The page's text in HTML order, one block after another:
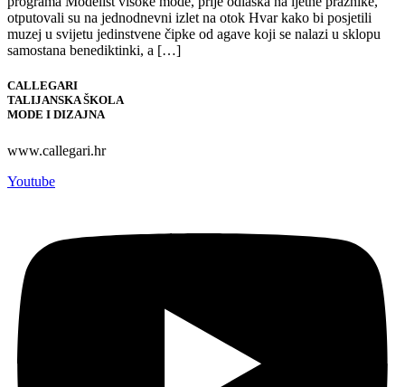
otputovali su na jednodnevni izlet na otok Hvar kako bi posjetili
muzej u svijetu jedinstvene čipke od agave koji se nalazi u sklopu
samostana benediktinki, a […]
CALLEGARI
TALIJANSKA ŠKOLA
MODE I DIZAJNA
www.callegari.hr
Youtube